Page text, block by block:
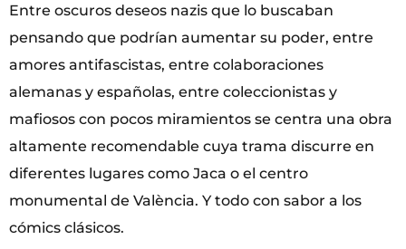
Entre oscuros deseos nazis que lo buscaban
pensando que podrían aumentar su poder, entre
amores antifascistas, entre colaboraciones
alemanas y españolas, entre coleccionistas y
mafiosos con pocos miramientos se centra una obra
altamente recomendable cuya trama discurre en
diferentes lugares como Jaca o el centro
monumental de València. Y todo con sabor a los
cómics clásicos.